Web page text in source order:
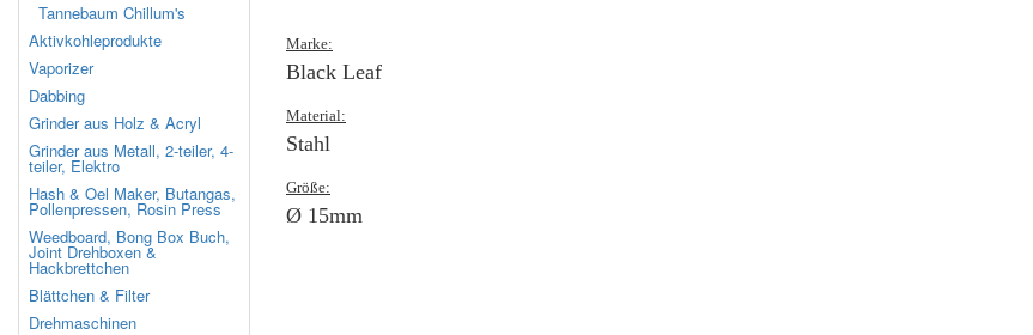
Marke:
Black Leaf
Material:
Stahl
Größe:
Ø 15mm
Tannebaum Chillum's
Aktivkohleprodukte
Vaporizer
Dabbing
Grinder aus Holz & Acryl
Grinder aus Metall, 2-teiler, 4-
teiler, Elektro
Hash & Oel Maker, Butangas,
Pollenpressen, Rosin Press
Weedboard, Bong Box Buch,
Joint Drehboxen &
Hackbrettchen
Blättchen & Filter
Drehmaschinen